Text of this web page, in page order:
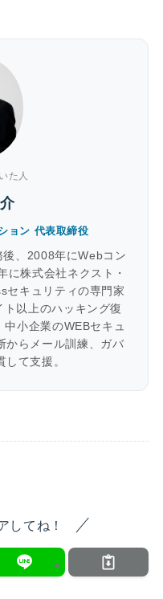
た人
ョン 代表取締役
、2008年にWebコン
に株式会社ネクスト・
セキュリティの専門家
以上のハッキング復
中小企業のWEBセキュ
からメール訓練、ガバ
て支援。
してね！